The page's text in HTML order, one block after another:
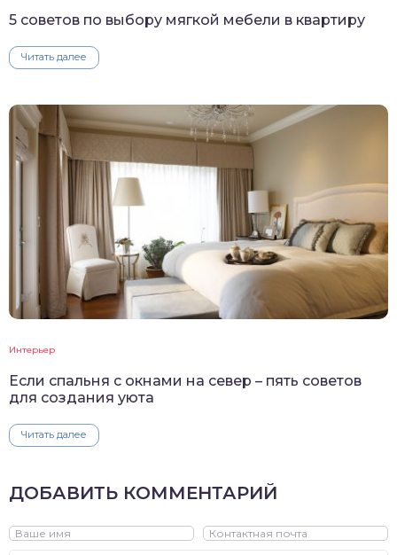
5 советов по выбору мягкой мебели в квартиру
Читать далее
Интерьер
Если спальня с окнами на север – пять советов
для создания уюта
Читать далее
ДОБАВИТЬ КОММЕНТАРИЙ